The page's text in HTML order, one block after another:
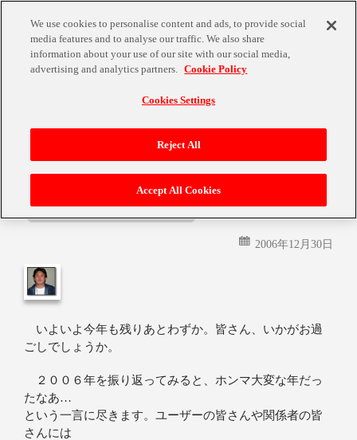
２００６年を振り返って…
2006年12月30日
いよいよ今年も残りあとわずか。皆さん、いかがお過
ごしでしょうか。
２００６年を振り返ってみると、ホンマ大変な年だっ
たなあ…
という一言に尽きます。ユーザーの皆さんや関係者の皆
さんには
We use cookies to personalise content and ads, to provide social
media features and to analyse our traffic. We also share
information about your use of our site with our social media,
advertising and analytics partners. Cookie Policy
Cookies Settings
Reject All
Accept All Cookies